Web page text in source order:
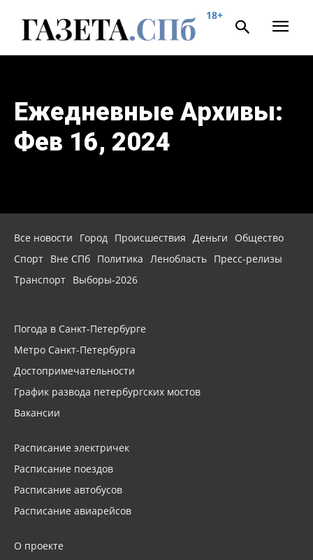
18+
Ежедневные Архивы:
Фев 16, 2024
Все новости Город Происшествия Деньги
Общество
Спорт Вне СПб Политика Ленобласть Пресс-релизы
Транспорт Выборы-2026
Погода в Санкт-Петербурге
Метро Санкт-Петербурга
Достопримечательности
График развода петербургских мостов
Вакансии
Расписание электричек
Расписание поездов
Расписание автобусов
Расписание авиарейсов
О проекте